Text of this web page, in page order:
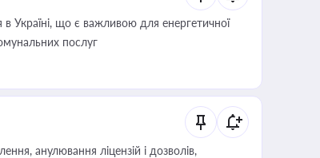
Україні, що є важливою для енергетичної
послуг
анулювання ліцензій і дозволів,